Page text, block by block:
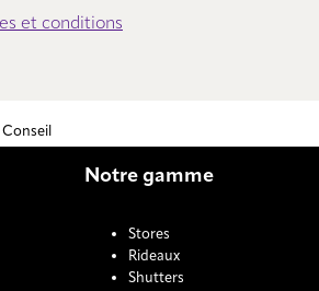
et conditions
Notre gamme
Stores
Rideaux
Shutters